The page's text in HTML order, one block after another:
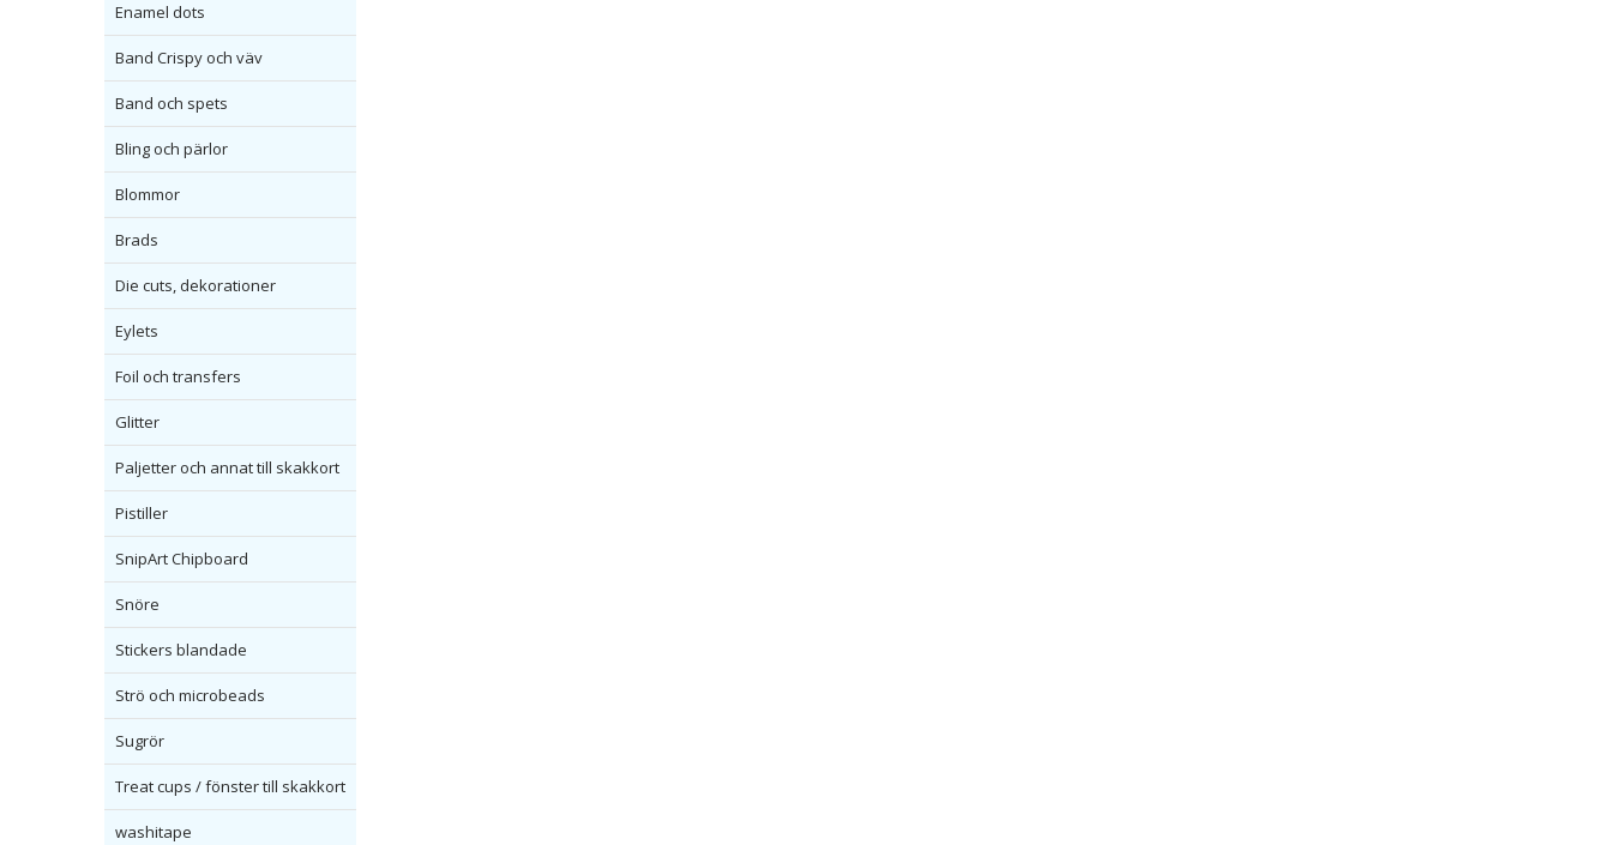
Enamel dots
Band Crispy och väv
Band och spets
Bling och pärlor
Blommor
Brads
Die cuts, dekorationer
Eylets
Foil och transfers
Glitter
Paljetter och annat till skakkort
Pistiller
SnipArt Chipboard
Snöre
Stickers blandade
Strö och microbeads
Sugrör
Treat cups / fönster till skakkort
washitape